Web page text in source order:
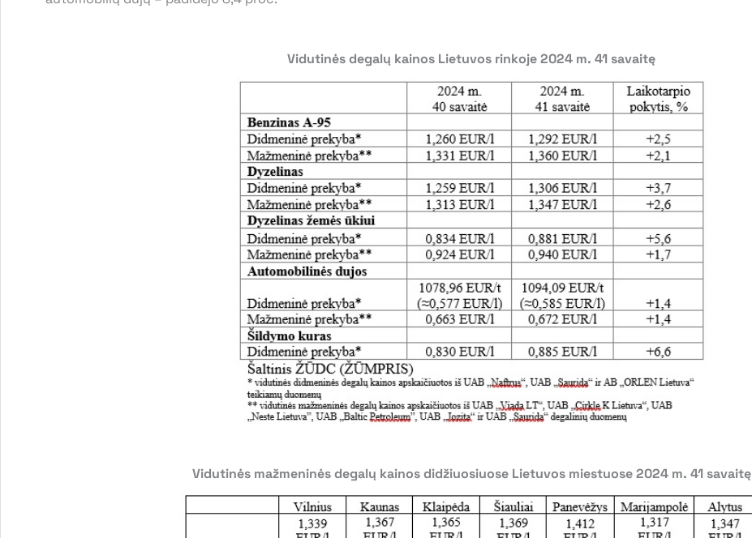
Vidutinės degalų kainos Lietuvos rinkoje 2024 m. 41 savaitę
Vidutinės mažmeninės degalų kainos didžiuosiuose Lietuvos miestuose 2024 m. 41 savaitę